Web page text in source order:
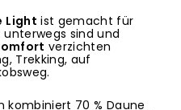
Light ist gemacht für
unterwegs sind und
verzichten
Trekking, auf
kombiniert 70 % Daune